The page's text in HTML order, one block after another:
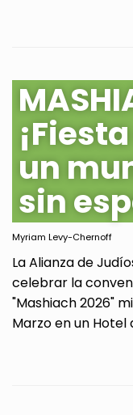
un
sin
Myriam Levy-Chernoff
La Alianza de
celebrar la
"Mashiach 2026"
Marzo en un Hotel